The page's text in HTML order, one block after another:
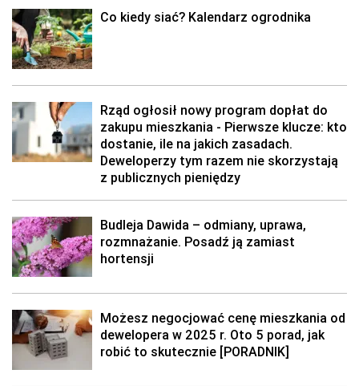
Co kiedy siać? Kalendarz ogrodnika
Rząd ogłosił nowy program dopłat do
zakupu mieszkania - Pierwsze klucze: kto
dostanie, ile na jakich zasadach.
Deweloperzy tym razem nie skorzystają
z publicznych pieniędzy
Budleja Dawida – odmiany, uprawa,
rozmnażanie. Posadź ją zamiast
hortensji
Możesz negocjować cenę mieszkania od
dewelopera w 2025 r. Oto 5 porad, jak
robić to skutecznie [PORADNIK]